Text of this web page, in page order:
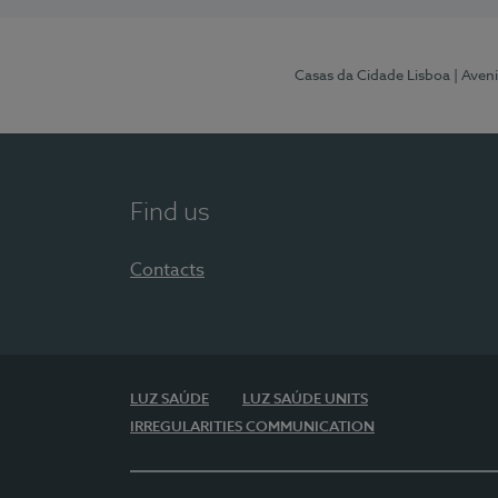
Casas da Cidade Lisboa |
Find us
Contacts
LUZ SAÚDE
LUZ SAÚDE UNITS
IRREGULARITIES COMMUNICATION